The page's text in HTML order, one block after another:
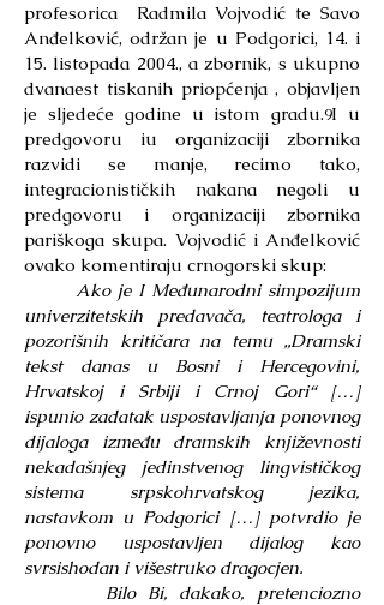
profesorica Radmila Vojvodić te Savo
Anđelković, održan je u Podgorici, 14. i
15. listopada 2004., a zbornik, s ukupno
dvanaest tiskanih priopćenja , objavljen
je sljedeće godine u istom gradu.9I u
predgovoru iu organizaciji zbornika
razvidi se manje, recimo tako,
integracionističkih nakana negoli u
predgovoru i organizaciji zbornika
pariškoga skupa. Vojvodić i Anđelković
ovako komentiraju crnogorski skup:
Ako je I Međunarodni simpozijum
univerzitetskih predavača, teatrologa i
pozorišnih kritičara na temu „Dramski
tekst danas u Bosni i Hercegovini,
Hrvatskoj i Srbiji i Crnoj Gori“ […]
ispunio zadatak uspostavljanja ponovnog
dijaloga između dramskih književnosti
nekadašnjeg jedinstvenog lingvističkog
sistema srpskohrvatskog jezika,
nastavkom u Podgorici […] potvrdio je
ponovno uspostavljen dijalog kao
svrsishodan i višestruko dragocjen.
Bilo Bi, dakako, pretenciozno